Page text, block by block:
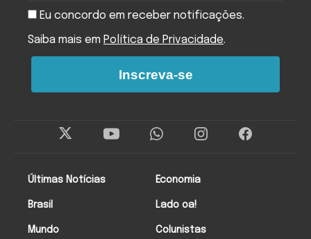
Últimas Notícias
Brasil
Mundo
Economia
Lado oa!
Colunistas
Eu concordo em receber notificações.
Saiba mais em Política de Privacidade.
Inscreva-se